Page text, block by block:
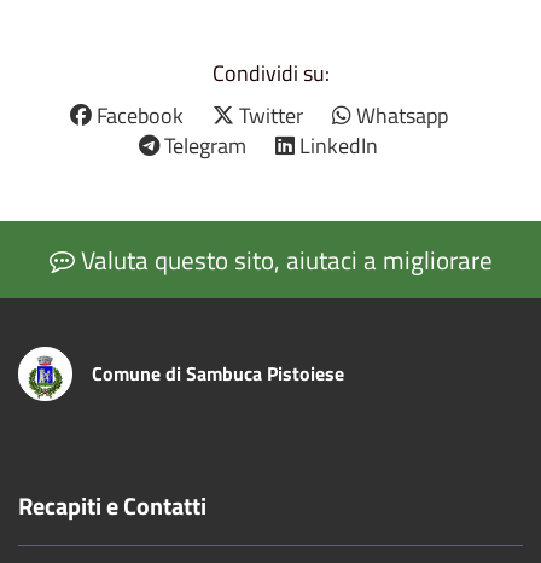
Condividi su:
Facebook
Twitter
Whatsapp
Telegram
LinkedIn
Valuta questo sito, aiutaci a migliorare
Comune di Sambuca Pistoiese
Recapiti e Contatti